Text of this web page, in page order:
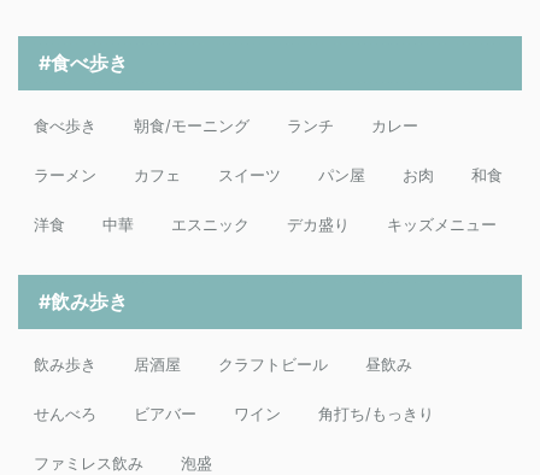
#食べ歩き
食べ歩き 朝食/モーニング ランチ カレー
ラーメン カフェ スイーツ パン屋 お肉 和食
洋食 中華 エスニック デカ盛り キッズメニュー
#飲み歩き
飲み歩き 居酒屋 クラフトビール 昼飲み
せんべろ ビアバー ワイン 角打ち/もっきり
ファミレス飲み 泡盛